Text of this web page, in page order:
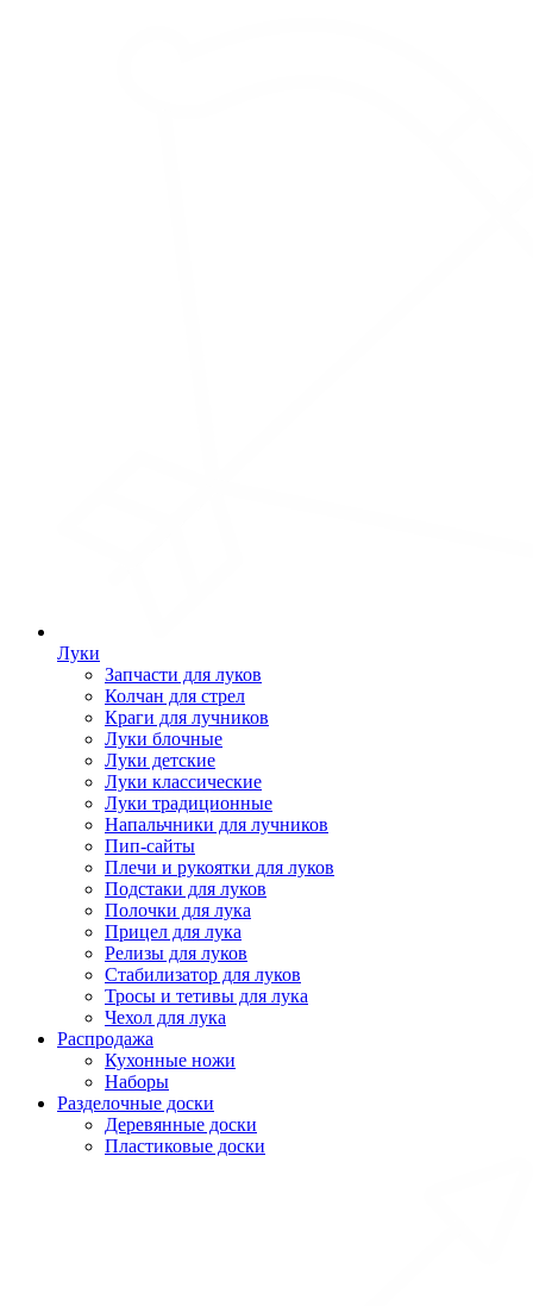
Луки
Запчасти для луков
Колчан для стрел
Краги для лучников
Луки блочные
Луки детские
Луки классические
Луки традиционные
Напальчники для лучников
Пип-сайты
Плечи и рукоятки для луков
Подстаки для луков
Полочки для лука
Прицел для лука
Релизы для луков
Стабилизатор для луков
Тросы и тетивы для лука
Чехол для лука
Распродажа
Кухонные ножи
Наборы
Разделочные доски
Деревянные доски
Пластиковые доски